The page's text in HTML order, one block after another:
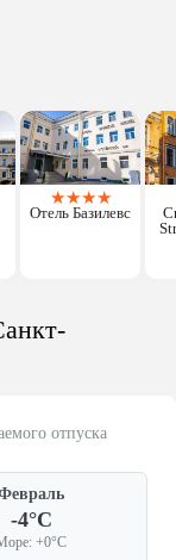
★★★★
Отель Базилевс
отпуска
-4°C
+0°C